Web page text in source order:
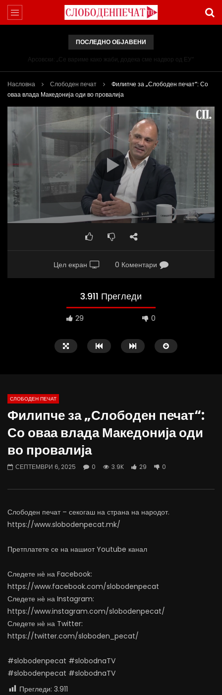
ПОСЛЕДНО ОБЈАВЕНИ
Арсовски: „Се вариме како жаби, додека сме надвор од ЕУ“
Насловна Слободен печат
Филипче за „Слободен печат“: Со
оваа влада Македонија оди во провалија
Цел екран 0 Коментари
3.911 Прегледи
29 0
Вести на „Слободен Печат“
07.08.2026
АВГУСТ 7, 2026
АВГУСТ 6, 2026
СЛОБОДЕН ПЕЧАТ
Филипче за „Слободен печат“:
Со оваа влада Македонија оди
во провалија
СЕПТЕМВРИ 6, 2025 0 3.9K 29 0
Слободен печат – секогаш на страна на народот.
https://www.slobodenpecat.mk/
Претплатете се на нашиот Youtube канал
Следете нѐ на Facebook:
https://www.facebook.com/slobodenpecat
Следете нѐ на Instagram:
https://www.instagram.com/slobodenpecat/
Следете нѐ на Twitter:
https://twitter.com/sloboden_pecat/
#slobodenpecat #slobodnaTV
#slobodenpecat #slobodnaTV
Прегледи: 3.911